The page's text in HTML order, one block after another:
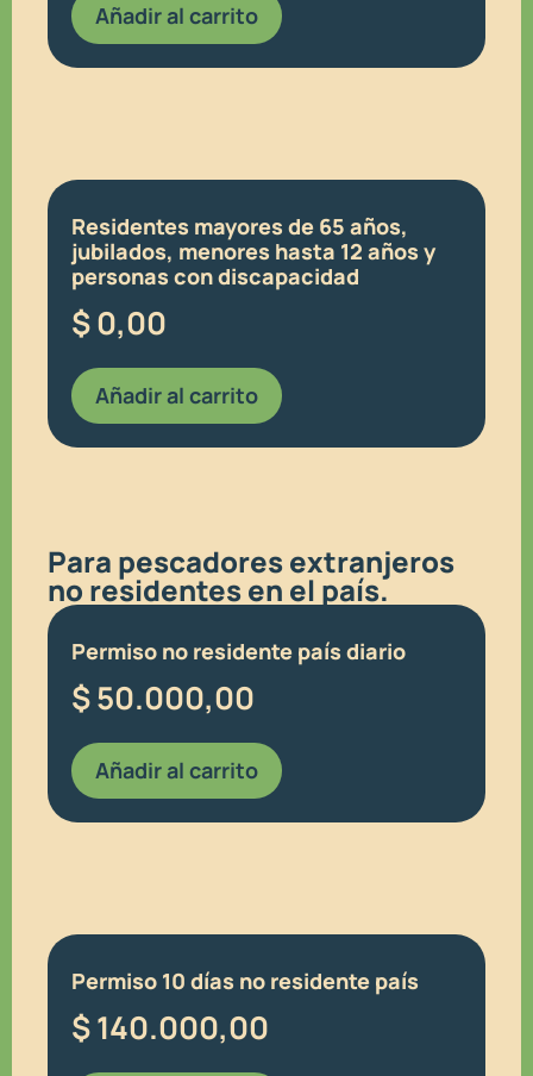
Añadir al carrito
Residentes mayores de 65 años,
jubilados, menores hasta 12 años y
personas con discapacidad
$0,00
Añadir al carrito
Para pescadores extranjeros
no residentes en el país.
Permiso no residente país diario
$50.000,00
Añadir al carrito
Permiso 10 días no residente país
$140.000,00